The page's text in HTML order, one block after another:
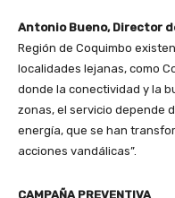
Antonio Bueno, Director
Región de Coquimbo
localidades lejanas, como
donde la conectividad y la
zonas, el servicio depende
energía, que se han
acciones vandálicas”.
CAMPAÑA PREVENTIVA